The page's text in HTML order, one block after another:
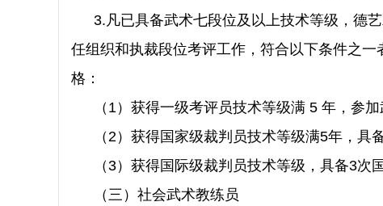
3. 凡已具备武术七段位及以上技术等级，德
任组织和执裁段位考评工作，符合以下条件之
格：
（1）获得一级考评员技术等级满 5 年，参
（2）获得国家级裁判员技术等级满5年，具
（3）获得国际级裁判员技术等级，具备3次
（三）社会武术教练员